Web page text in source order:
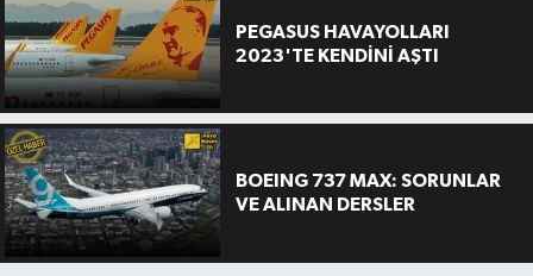
PEGASUS HAVAYOLLARI
2023'TE KENDİNİ AŞTI
BOEING 737 MAX: SORUNLAR
VE ALINAN DERSLER